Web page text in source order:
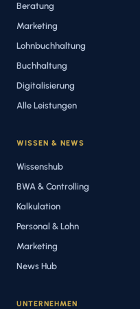
Beratung
Marketing
Lohnbuchhaltung
Buchhaltung
Digitalisierung
Alle Leistungen
WISSEN & NEWS
Wissenshub
BWA & Controlling
Kalkulation
Personal & Lohn
Marketing
News Hub
UNTERNEHMEN